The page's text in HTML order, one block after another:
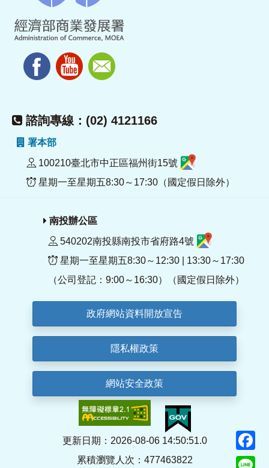
諮詢專線：(02) 4121166
署本部
100210臺北市中正區福州街15號
星期一至星期五8:30～17:30（國定假日除外）
南投辦公區
540202南投縣南投市省府路4號
星期一至星期五8:30～12:30 | 13:30～17:30
（公司登記：9:00～16:30）（國定假日除外）
政府網站資料開放宣告
隱私權政策
網站安全政策
更新日期：2026-08-06 14:50:51.0
累積瀏覽人次：477463822